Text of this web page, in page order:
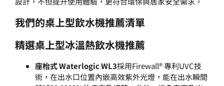
我們的桌上型飲水機推薦清單
精選桌上型冰溫熱飲水機推薦
座枱式 Waterlogic WL3採用Firewall® 專利UVC技
術，在出水口位置內嵌高效紫外光燈，能在出水瞬間